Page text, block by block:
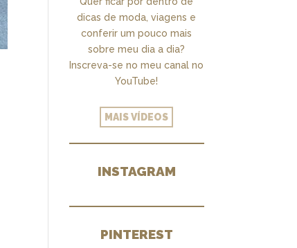
dicas de moda, viagens e
conferir um pouco mais
sobre meu dia a dia?
Inscreva-se no meu canal no
YouTube!
MAIS VÍDEOS
INSTAGRAM
PINTEREST